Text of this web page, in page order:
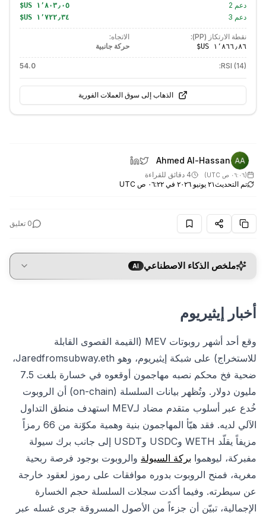
دعم 2
دعم 3
نقطة الارتكاز (PP):
الاتجاه:
حركة جانبية
RSI (14):
54.0
الذهاب إلى سوق العملات الفورية
Ahmed Al-Hassan
(٠٦:٠٦ ص UTC )
4 دقائق للقراءة
تم التحديث٢١ يونيو ٢٠٢٦ في ٠٦:٢٢ ص UTC
0 تعليق
ملخص الذكاء الاصطناعي AI
أخبار إيثيريوم
وقع أحد أشهر روبوتات MEV (القيمة القصوى القابلة
للاستخراج) على شبكة إيثيريوم، وهو Jaredfromsubway.eth،
ضحية فخ محكم نصبه مهاجمون أوقعوه في خسارة بلغت 7.5
مليون دولار. وتُظهر بيانات السلسلة (on-chain) أن الروبوت
خُدع عبر أسلوب متقدم مضاد لـMEV استهدف منطق التداول
الآلي لديه. فقد هيّأ المهاجمون بنية وهمية مكوّنة من 66 رمزاً
مزيفاً يقلّد WETH وUSDC وUSDT إلى جانب برك سيولة
مفبركة، ليوهموا بركة السيولة والروبوت بوجود فرصة ربحية
مغرية، فمنح الروبوت بدوره موافقات على رموز لعقود خارجة
عن سيطرته. وفيما أكدت سجلات السلسلة حجم الخسارة
الإجمالية، تبيّن أن جزءاً من الأصول المسروقة جرى غسله عبر